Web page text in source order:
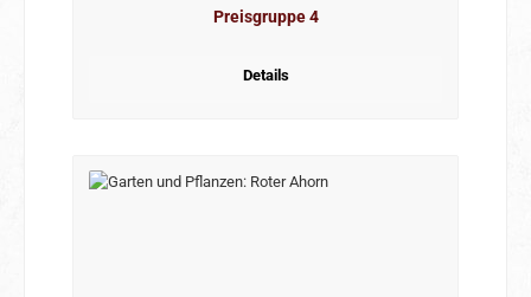
Preisgruppe 4
Details